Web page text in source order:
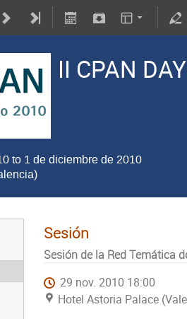
II CPAN
to 1 de diciembre de 2010
Sesión
Sesión de la Red Temática
29 nov. 2010 18:00
Hotel Astoria Palace